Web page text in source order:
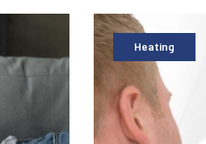
Heating